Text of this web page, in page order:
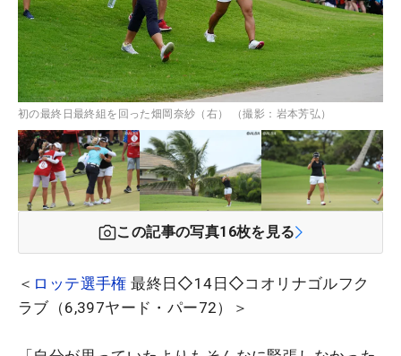
初の最終日最終組を回った畑岡奈紗（右） （撮影：岩本芳弘）
この記事の写真16枚を見る
＜ ロッテ選手権 最終日◇14日◇コオリナゴルフク
ラブ（6,397ヤード・パー72）＞